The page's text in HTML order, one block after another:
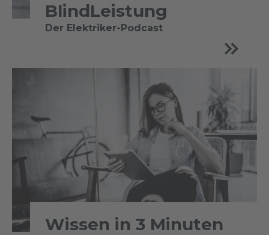
BlindLeistung
Der Elektriker-Podcast
Wissen in 3 Minuten